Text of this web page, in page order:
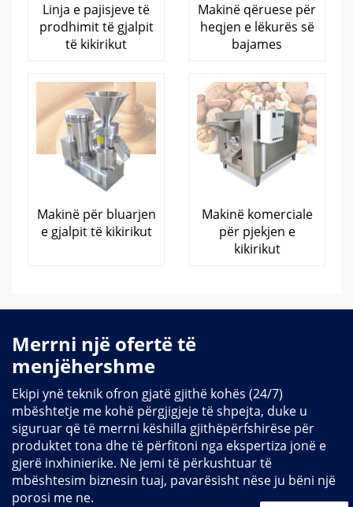
Linja e pajisjeve të
prodhimit të gjalpit
të kikirikut
Makinë qëruese për
heqjen e lëkurës së
bajames
Makinë për bluarjen
e gjalpit të kikirikut
Makinë komerciale
për pjekjen e
kikirikut
Merrni një ofertë të
menjëhershme
Ekipi ynë teknik ofron gjatë gjithë kohës (24/7)
mbështetje me kohë përgjigjeje të shpejta, duke u
siguruar që të merrni këshilla gjithëpërfshirëse për
produktet tona dhe të përfitoni nga ekspertiza jonë e
gjerë inxhinierike. Ne jemi të përkushtuar të
mbështesim biznesin tuaj, pavarësisht nëse ju bëni një
porosi me ne.